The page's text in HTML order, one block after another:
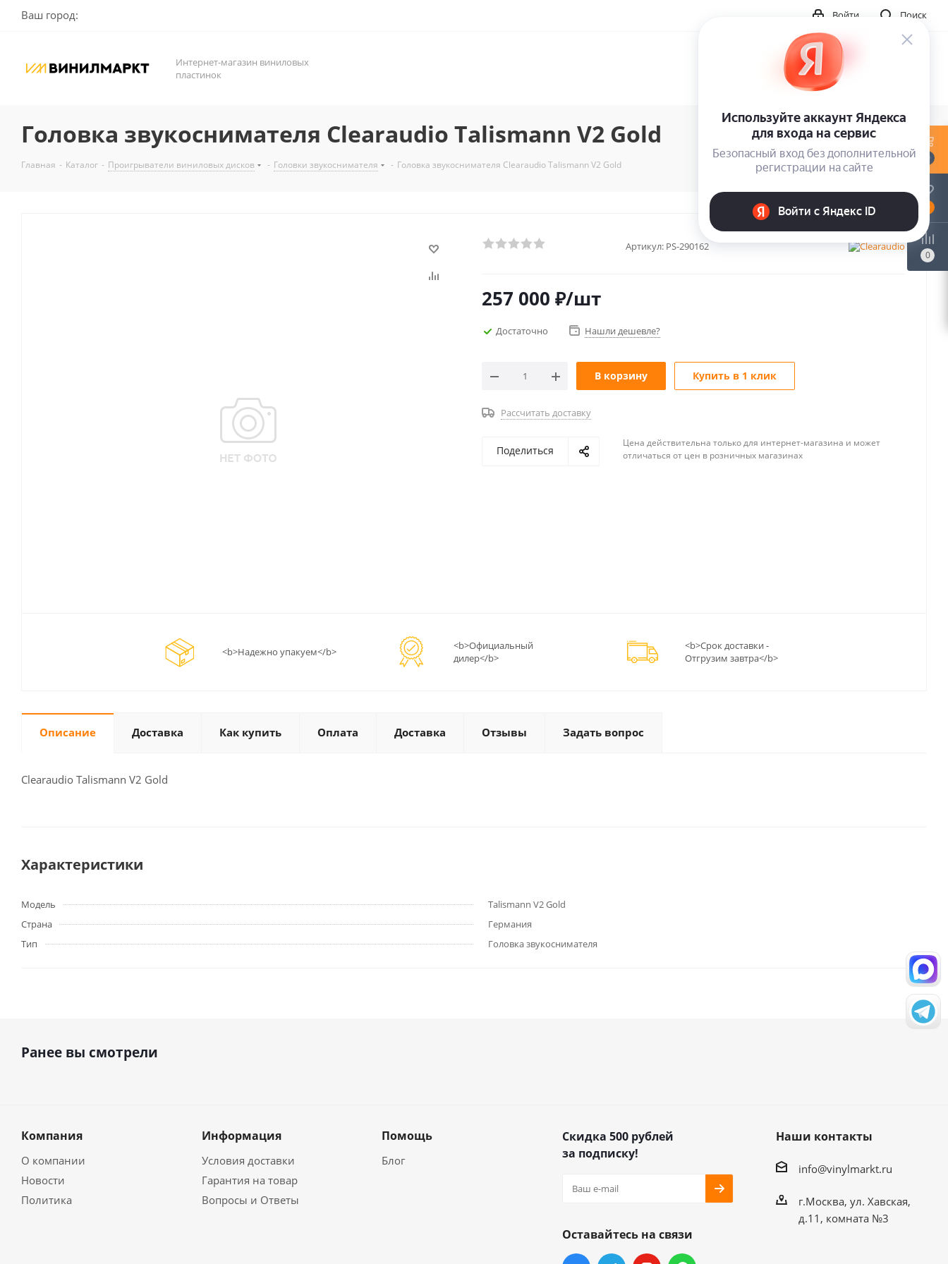
Ваш город: Поиск
Войти
Интернет-магазин виниловых
пластинок
Головка звукоснимателя Clearaudio Talismann V2 Gold
Главная - Каталог - Проигрыватели виниловых дисков - Головки звукоснимателя - Головка звукоснимателя Clearaudio Talismann V2 Gold
Артикул: PS-290162
257 000 ₽/шт
Достаточно Нашли дешевле?
В корзину Купить в 1 клик
Рассчитать доставку
Поделиться
Цена действительна только для интернет-магазина и может
отличаться от цен в розничных магазинах
<b>Надежно упакуем</b>
<b>Официальный
дилер</b>
<b>Срок доставки -
Отгрузим завтра</b>
Описание Доставка Как купить Оплата Доставка Отзывы Задать вопрос
Clearaudio Talismann V2 Gold
Характеристики
Модель
Talismann V2 Gold
Страна
Германия
Тип
Головка звукоснимателя
Ранее вы смотрели
Компания
О компании
Новости
Политика
Информация
Условия доставки
Гарантия на товар
Вопросы и Ответы
Помощь
Блог
Скидка 500 рублей
за подписку!
Оставайтесь на связи
Наши контакты
info@vinylmarkt.ru
г.Москва, ул. Хавская,
д.11, комната №3
0
0
0